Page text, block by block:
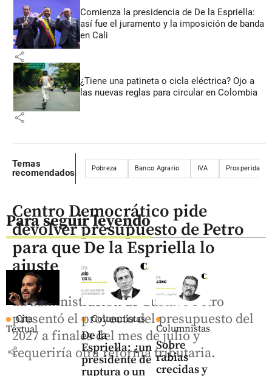
Comienza la presidencia de De la Espriella:
así fue el juramento y la imposición de banda
en Cali
share
¿Tiene una patineta o cicla eléctrica? Ojo a
las nuevas reglas para circular en Colombia
share
Temas
recomendados
Pobreza Banco Agrario IVA Prosperidad
Para seguir leyendo
Cita
Textual
share
Columnistas
De la
Espriella: ¿un
presidente de
ruptura o un
Columnistas
Sobre
rabias
crecidas y
Centro Democrático pide
devolver presupuesto de Petro
para que De la Espriella lo
ajuste
La administración de Gustavo Petro
presentó el proyecto del presupuesto del
2027 a finales del mes de julio y
requeriría otra reforma tributaria.